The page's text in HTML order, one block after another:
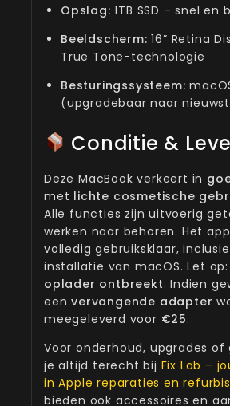
Opslag: 1TB SSD – snel en
Beeldscherm: 16” Retina
True Tone-technologie
Besturingssysteem:
(upgradebaar naar
Conditie &
Deze MacBook verkeert in
met lichte cosmetische
Alle functies zijn uitvoerig
werken naar behoren. Het
volledig gebruiksklaar,
installatie van macOS. Let
oplader ontbreekt. Indien
eenvervangende adapter
meegeleverd voor €25.
Voor onderhoud, upgrades of
je altijd terecht bij Fix Lab –
in Apple reparaties en
bieden ook accessoires en